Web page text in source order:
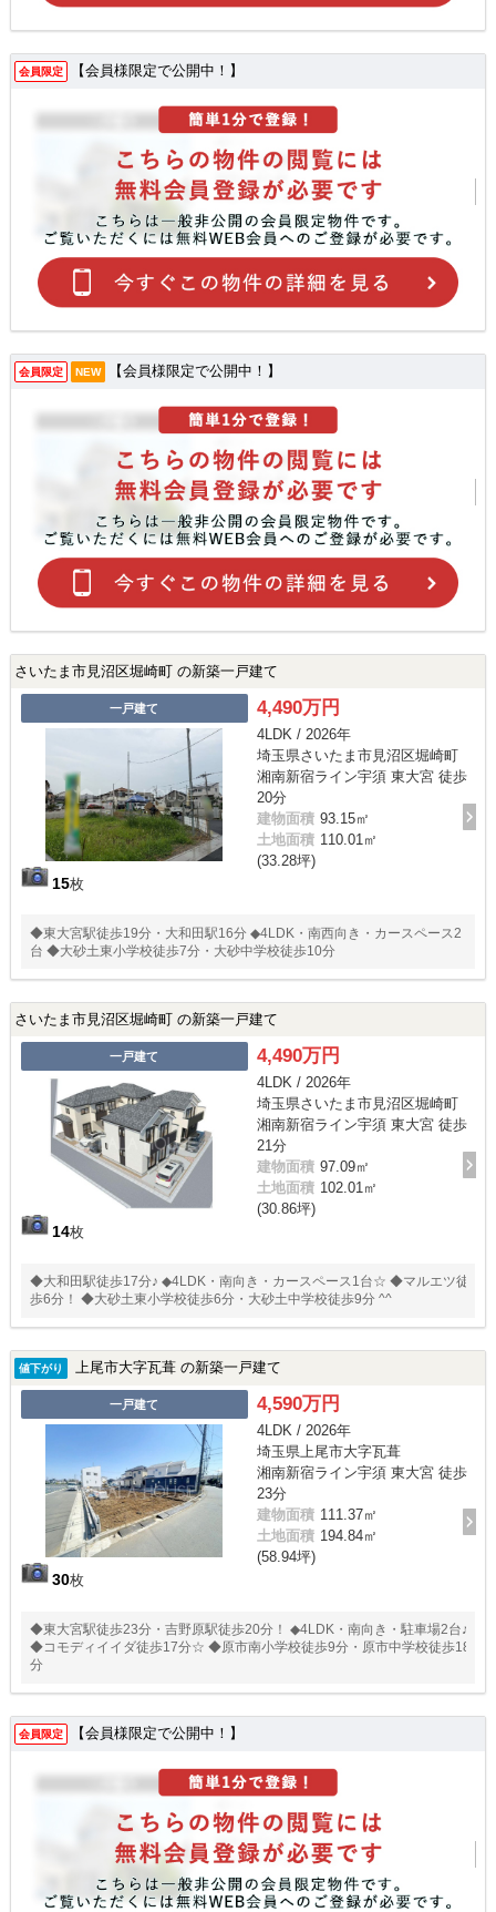
会員限定 【会員様限定で公開中！】
会員限定 NEW 【会員様限定で公開中！】
さいたま市見沼区堀崎町 の新築一戸建て
一戸建て
15枚
4,490万円
4LDK / 2026年
埼玉県さいたま市見沼区堀崎町
湘南新宿ライン宇須 東大宮 徒歩
20分
建物面積 93.15㎡
土地面積 110.01㎡
(33.28坪)
◆東大宮駅徒歩19分・大和田駅16分 ◆4LDK・南西向き・カースペース2
台 ◆大砂土東小学校徒歩7分・大砂中学校徒歩10分
さいたま市見沼区堀崎町 の新築一戸建て
一戸建て
14枚
4,490万円
4LDK / 2026年
埼玉県さいたま市見沼区堀崎町
湘南新宿ライン宇須 東大宮 徒歩
21分
建物面積 97.09㎡
土地面積 102.01㎡
(30.86坪)
◆大和田駅徒歩17分♪ ◆4LDK・南向き・カースペース1台☆ ◆マルエツ徒
歩6分！ ◆大砂土東小学校徒歩6分・大砂土中学校徒歩9分 ^^
値下がり 上尾市大字瓦葺 の新築一戸建て
一戸建て
30枚
4,590万円
4LDK / 2026年
埼玉県上尾市大字瓦葺
湘南新宿ライン宇須 東大宮 徒歩
23分
建物面積 111.37㎡
土地面積 194.84㎡
(58.94坪)
◆東大宮駅徒歩23分・吉野原駅徒歩20分！ ◆4LDK・南向き・駐車場2台♪
◆コモディイイダ徒歩17分☆ ◆原市南小学校徒歩9分・原市中学校徒歩18
分
会員限定 【会員様限定で公開中！】